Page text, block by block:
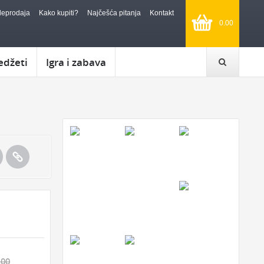
0.00
Kako kupiti? Najčešća pitanja Kontakt
Igra i zabava